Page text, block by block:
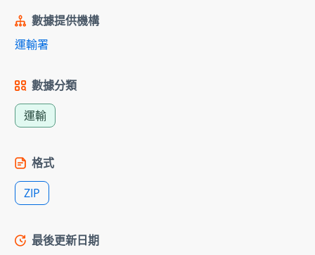
數據提供機構
運輸署
數據分類
運輸
格式
ZIP
最後更新日期